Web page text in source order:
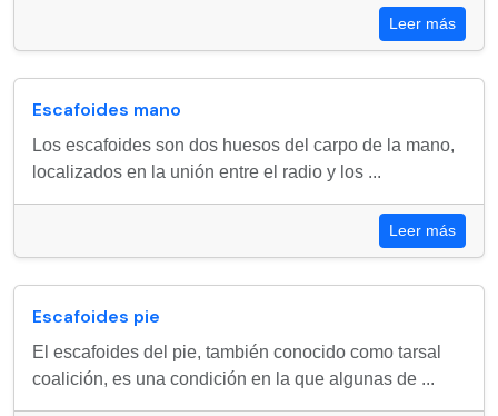
Leer más
Escafoides mano
Los escafoides son dos huesos del carpo de la mano,
localizados en la unión entre el radio y los ...
Leer más
Escafoides pie
El escafoides del pie, también conocido como tarsal
coalición, es una condición en la que algunas de ...